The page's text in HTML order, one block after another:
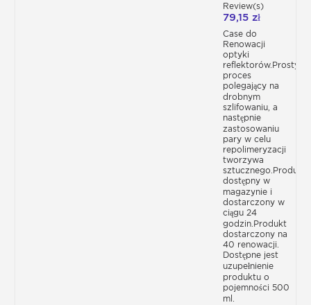
Review(s)
79,15 zł
Case do
Renowacji
optyki
reflektorów.Prosty
proces
polegający na
drobnym
szlifowaniu, a
następnie
zastosowaniu
pary w celu
repolimeryzacji
tworzywa
sztucznego.Produkt
dostępny w
magazynie i
dostarczony w
ciągu 24
godzin.Produkt
dostarczony na
40 renowacji.
Dostępne jest
uzupełnienie
produktu o
pojemności 500
ml.